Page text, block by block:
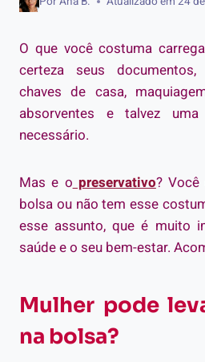
O que você costuma
certeza seus
chaves de casa,
absorventes e talvez
necessário.
Mas e o preservativo? Você
bolsa ou não tem esse
esse assunto, que é muito
saúde e o seu bem-estar.
Mulher pode
na bolsa?